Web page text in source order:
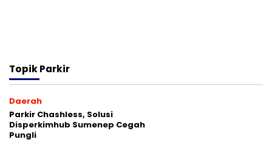
TopikParkir
Daerah
Parkir Chashless, Solusi
Disperkimhub Sumenep Cegah
Pungli